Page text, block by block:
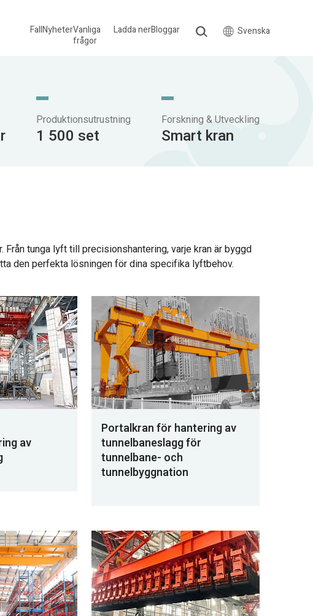
FallNyheterVanliga
frågor
Ladda nerBloggar Svenska
Produktionsutrustning
1 500 set
Forskning & Utveckling
Smart kran
tunga lyft till precisionshantering, varje kran är byggd
den perfekta lösningen för dina specifika lyftbehov.
av
Portalkran för hantering av
tunnelbaneslagg för
tunnelbane- och
tunnelbyggnation